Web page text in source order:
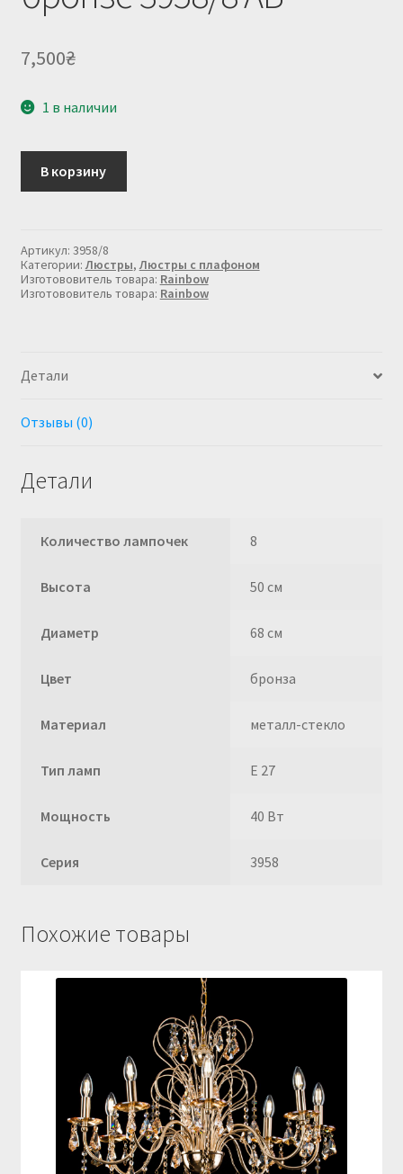
7,500₴
1 в наличии
товара
Люстра
в
бронзе
3958/8
AB
В корзину
Артикул: 3958/8
Категории: Люстры, Люстры с плафоном
Изготововитель товара: Rainbow
Изготововитель товара: Rainbow
Детали
Отзывы (0)
Детали
Количество лампочек 8
Высота 50 см
Диаметр 68 см
Цвет бронза
Материал металл-стекло
Тип ламп E 27
Мощность 40 Вт
Серия 3958
Похожие товары